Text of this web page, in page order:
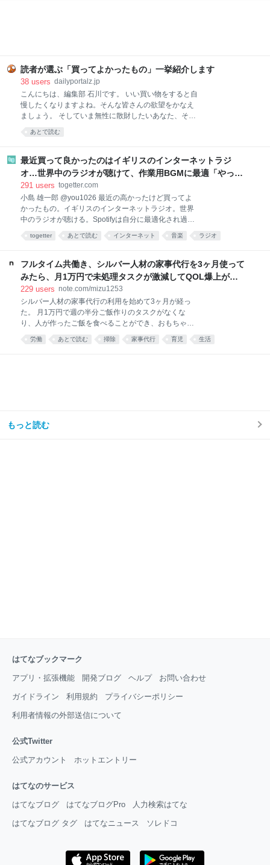
調理するのは、面倒くさい。特に夏は外出するのも調
理するのも暑くて億劫。そんなときでも、手軽に本格
麻婆豆腐が味わえるのがこちらの商品です。 熱湯で約
4〜5分あたためて（電子レンジであたためる場合は
500Wで約2分）、ご飯にかけるだけ。初めて食べたと
きは、正
読者が選ぶ「買ってよかったもの」一挙紹介します
38 users dailyportalz.jp
こんにちは、編集部 石川です。 いい買い物をすると自
慢したくなりますよね。そんな皆さんの欲望をかなえ
ましょう。 そしていま無性に散財したいあなた、そん
主義の手先となった我々人類にもたらされる癒しのひ
もの」です。 ただいまAmazonが7/13(月)いっぱいま
で、プライムデーの大型セール中（現在は先行セー
ル）なので、琴線に触れた方はどしどしお買い求めく
ださい。 ※このページのリンクからご購入いただくと
一部収益がサイトに還元され運営費になります。あり
がとうございます！
あとで読む
最近買って良かったのはイギリスのインターネットラジ
オ…世界中のラジオが聴けて、作業用BGMに最適「やっぱ
り物理的な機械」「この質感で鎮座してくれるのがいい」
291 users togetter.com
小島 雄一郎 @you1026 最近の高かったけど買ってよ
かったもの。イギリスのインターネットラジオ。世界
中のラジオが聴ける。Spotifyは自分に最適化され過ぎ
と、その国の雰囲気とかと一緒に音楽が流れてくる。
こっちがいい。 pic.x.com/Qf4rbfrpij 2026-06-28
10:48:11
togetter あとで読む インターネット 音楽 ラジオ
フルタイム共働き、シルバー人材の家事代行を3ヶ月使って
みたら、月1万円で未処理タスクが激減してQOL爆上がり
した話。｜みず
229 users note.com/mizu1253
シルバー人材の家事代行の利用を始めて3ヶ月が経っ
た。 月1万円で週の半分ご飯作りのタスクがなくな
り、人が作ったご飯を食べることができ、おもちゃが
なくなり、トイレ掃除は頻度が半分くらいになった。
が1人。 毎日時間との戦い。 私は仕事終わりに家事を
楽しくテキパキとできる方ではない。ついだらけてし
労働 あとで読む 掃除 家事代行 育児 生活
もっと読む
はてなブックマーク
アプリ・拡張機能 開発ブログ ヘルプ お問い合わせ
ガイドライン 利用規約 プライバシーポリシー
利用者情報の外部送信について
公式Twitter
公式アカウント ホットエントリー
はてなのサービス
はてなブログ はてなブログPro 人力検索はてな
はてなブログ タグ はてなニュース ソレドコ